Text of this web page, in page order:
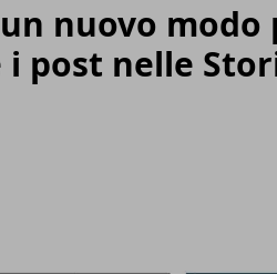
nuovo modo
post nelle